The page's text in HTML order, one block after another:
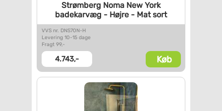
Strømberg Noma New York
badekarvæg - Højre - Mat sort
VVS nr. DNS70N-H
Levering 10-15 dage
Fragt 99,-
4.743,- Køb